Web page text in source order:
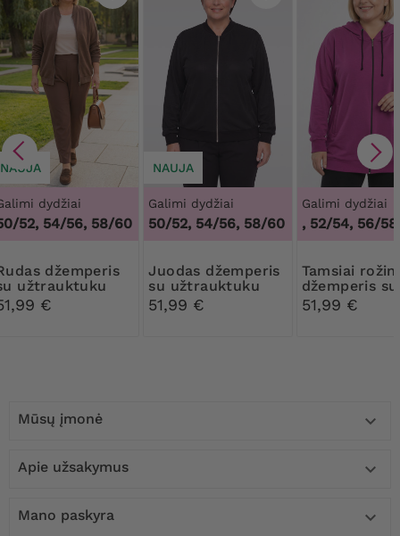
NAUJA
dydžiai
52, 54/56, 58/60
užtrauktuku
€
NAUJA
Galimi dydžiai
50/52, 54/56, 58/60
Juodas džemperis
su užtrauktuku
51,99 €
Galimi dydžiai
48/50, 52/54, 56/58,
Tamsiai rožinis
džemperis su
gobtuvu ir
kišenėmis
51,99 €
Mūsų įmonė 
Apie užsakymus 
Mano paskyra 